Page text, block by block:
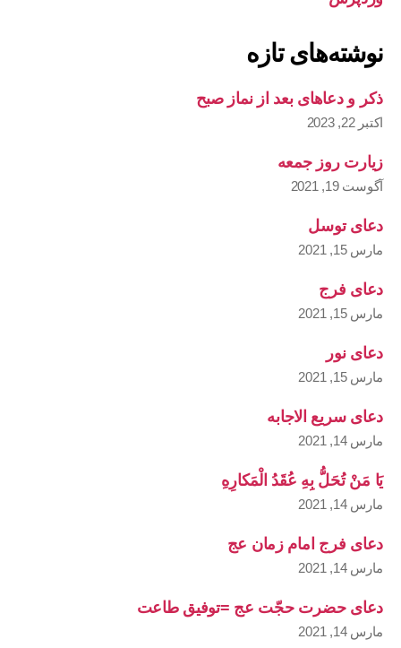
نوشته‌های تازه
ذکر و دعاهای بعد از نماز صبح
اکتبر 22, 2023
زیارت روز جمعه
آگوست 19, 2021
دعای توسل
مارس 15, 2021
دعای فرج
مارس 15, 2021
دعای نور
مارس 15, 2021
دعای سریع الاجابه
مارس 14, 2021
يَا مَنْ تُحَلُّ بِهِ عُقَدُ الْمَكارِهِ
مارس 14, 2021
دعای فرج امام زمان عج
مارس 14, 2021
دعای حضرت حجّت عج =توفیق طاعت
مارس 14, 2021